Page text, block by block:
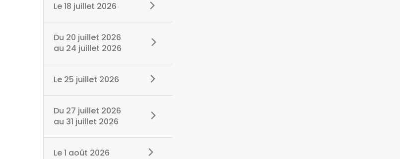
Le18 juillet 2026
Du 20 juillet 2026
au 24 juillet 2026
Le 25 juillet 2026
Du 27 juillet 2026
au 31 juillet 2026
Le1 août 2026